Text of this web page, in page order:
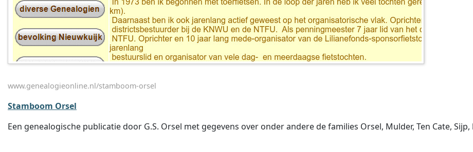
www.genealogieonline.nl/stamboom-orsel
Stamboom Orsel
Een genealogische publicatie door G.S. Orsel met gegevens over onder andere de families Orsel, Mulder, Ten Cate, Sijp,